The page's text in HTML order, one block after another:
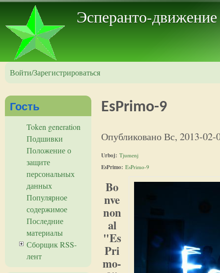
Эсперанто-
Войти/Зарегистрироваться
EsPrimo-9
ОпубликованоВс, 2013-02-
Urboj: Tjumenj
EsPrimo: EsPrimo-9
Bo
nve
non
al
"Es
Pri
mo-
Гость
Token generation
Подшивки
Положение о
защите
персональных
данных
Популярное
содержимое
Последние
материалы
Сборщик RSS-
лент